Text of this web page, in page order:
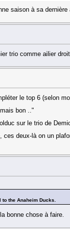
saison à sa
trio comme ailier
le top 6 (selon
bon .."
sur le trio de
deux-là on un
the Anaheim Ducks.
bonne chose à faire.